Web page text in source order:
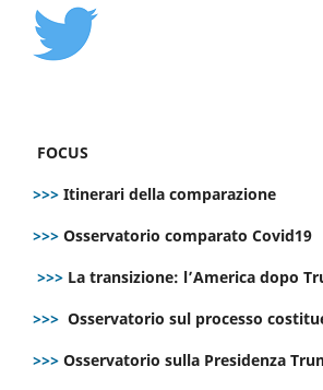
FOCUS
>>> Itinerari della comparazione
>>> Osservatorio comparato Covid19
>>> La transizione: l’America dopo
>>> Osservatorio sul processo
>>> Osservatorio sulla Presidenza